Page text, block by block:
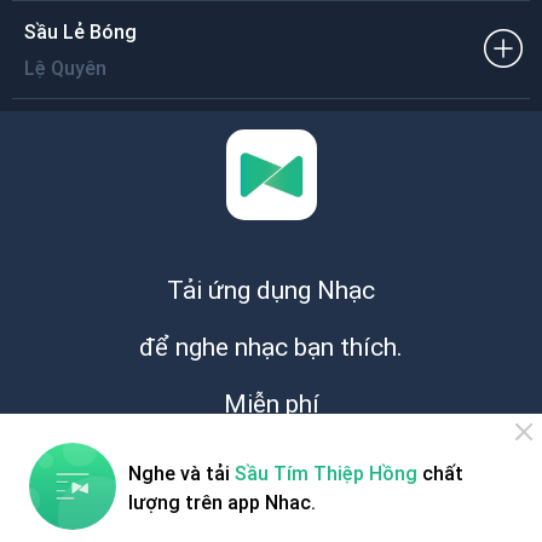
Sầu Lẻ Bóng
Lệ Quyên
Tải ứng dụng Nhạc
để nghe nhạc bạn thích.
Miễn phí
Nghe và tải Sầu Tím Thiệp Hồng chất
lượng trên app Nhac.